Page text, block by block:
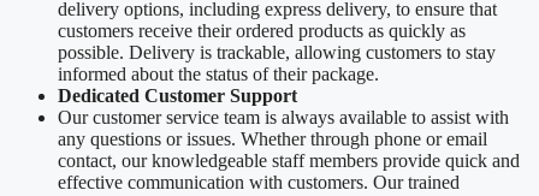
delivery options, including express delivery, to ensure that
customers receive their ordered products as quickly as
possible. Delivery is trackable, allowing customers to stay
informed about the status of their package.
Dedicated Customer Support
Our customer service team is always available to assist with
any questions or issues. Whether through phone or email
contact, our knowledgeable staff members provide quick and
effective communication with customers. Our trained